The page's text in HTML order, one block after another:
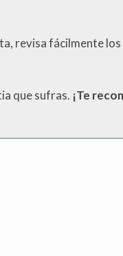
revisa fácilmente
que sufras. ¡Te